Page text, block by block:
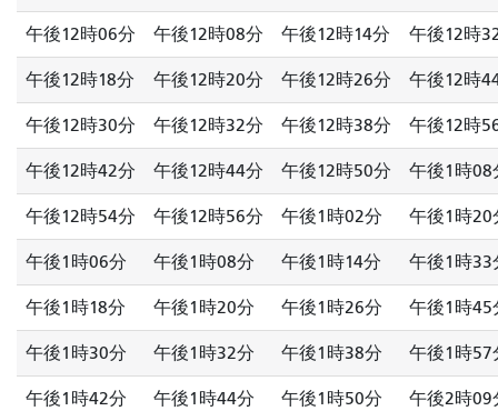
午後12時06分 午後12時08分 午後12時14分 午後12時
午後12時18分 午後12時20分 午後12時26分 午後12時
午後12時30分 午後12時32分 午後12時38分 午後12時
午後12時42分 午後12時44分 午後12時50分 午後1時08
午後12時54分 午後12時56分 午後1時02分 午後1時20
午後1時06分 午後1時08分 午後1時14分 午後1時33
午後1時18分 午後1時20分 午後1時26分 午後1時45
午後1時30分 午後1時32分 午後1時38分 午後1時57
午後1時42分 午後1時44分 午後1時50分 午後2時09